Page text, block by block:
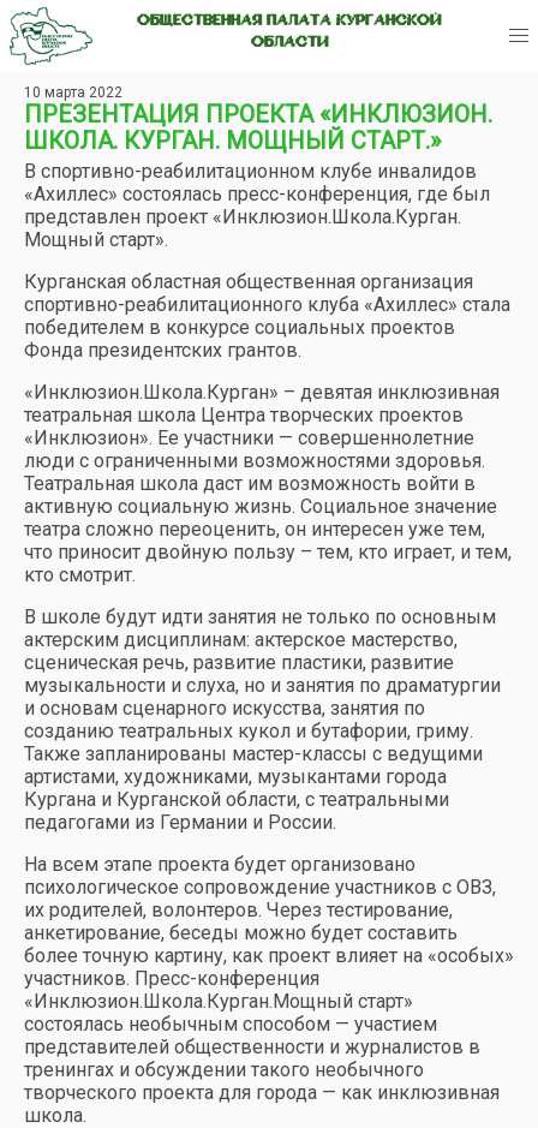
ОБЩЕСТВЕННАЯ ПАЛАТА КУРГАНСКОЙ
ОБЛАСТИ
10 марта 2022
ПРЕЗЕНТАЦИЯ ПРОЕКТА «ИНКЛЮЗИОН.
ШКОЛА. КУРГАН. МОЩНЫЙ СТАРТ.»
В спортивно-реабилитационном клубе инвалидов
«Ахиллес» состоялась пресс-конференция, где был
представлен проект «Инклюзион.Школа.Курган.
Мощный старт».
Курганская областная общественная организация
спортивно-реабилитационного клуба «Ахиллес» стала
победителем в конкурсе социальных проектов
Фонда президентских грантов.
«Инклюзион.Школа.Курган» – девятая инклюзивная
театральная школа Центра творческих проектов
«Инклюзион». Ее участники — совершеннолетние
люди с ограниченными возможностями здоровья.
Театральная школа даст им возможность войти в
активную социальную жизнь. Социальное значение
театра сложно переоценить, он интересен уже тем,
что приносит двойную пользу – тем, кто играет, и тем,
кто смотрит.
В школе будут идти занятия не только по основным
актерским дисциплинам: актерское мастерство,
сценическая речь, развитие пластики, развитие
музыкальности и слуха, но и занятия по драматургии
и основам сценарного искусства, занятия по
созданию театральных кукол и бутафории, гриму.
Также запланированы мастер-классы с ведущими
артистами, художниками, музыкантами города
Кургана и Курганской области, с театральными
педагогами из Германии и России.
На всем этапе проекта будет организовано
психологическое сопровождение участников с ОВЗ,
их родителей, волонтеров. Через тестирование,
анкетирование, беседы можно будет составить
более точную картину, как проект влияет на «особых»
участников. Пресс-конференция
«Инклюзион.Школа.Курган.Мощный старт»
состоялась необычным способом — участием
представителей общественности и журналистов в
тренингах и обсуждении такого необычного
творческого проекта для города — как инклюзивная
школа.